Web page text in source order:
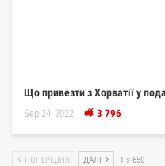
Що привезти з Хорватії у
Бер 24, 2022 3 796
ПОПЕРЕДНЯ ДАЛІ 1 з 650